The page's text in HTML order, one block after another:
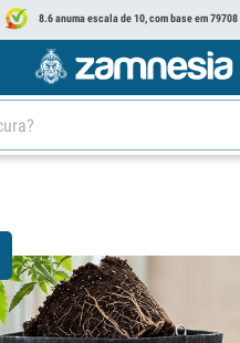
8.6 anuma escala de 10, com base em